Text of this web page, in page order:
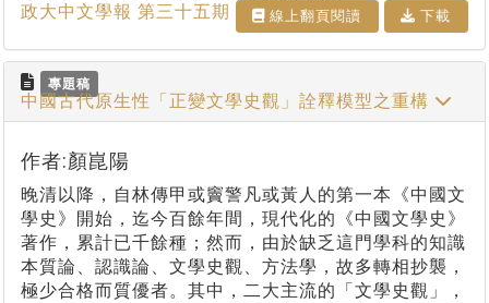
政大中文學報 第三十五期
線上翻⾴閱讀 下載
專題稿
中國古代原生性「正變文學史觀」詮釋模型之重構
作者:顏崑陽
晚清以降，自林傳甲或竇警凡或黃人的第一本《中國文
學史》開始，迄今百餘年間，現代化的《中國文學史》
著作，累計已千餘種；然而，由於缺乏這門學科的知識
本質論、認識論、文學史觀、方法學，故多轉相抄襲，
極少合格而質優者。其中，二大主流的「文學史觀」，